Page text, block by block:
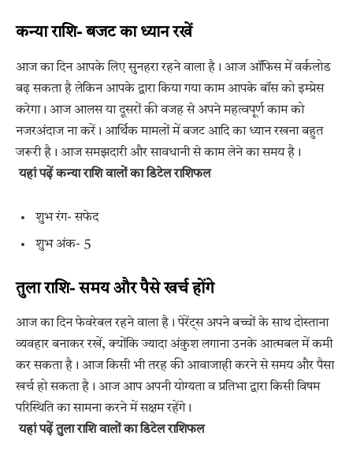
कन्या राशि- बजट का ध्यान रखें
आज का दिन आपके लिए सुनहरा रहने वाला है। आज ऑफिस में वर्कलोड
बढ़ सकता है लेकिन आपके द्वारा किया गया काम आपके बॉस को इम्प्रेस
करेगा। आज आलस या दूसरों की वजह से अपने महत्वपूर्ण काम को
नजरअंदाज ना करें। आर्थिक मामलों में बजट आदि का ध्यान रखना बहुत
जरूरी है। आज समझदारी और सावधानी से काम लेने का समय है।
यहां पढ़ें कन्या राशि वालों का डिटेल राशिफल
शुभ रंग- सफेद
शुभ अंक- 5
तुला राशि- समय और पैसे खर्च होंगे
आज का दिन फेवरेबल रहने वाला है। पेरेंट्स अपने बच्चों के साथ दोस्ताना
व्यवहार बनाकर रखें, क्योंकि ज्यादा अंकुश लगाना उनके आत्मबल में कमी
कर सकता है। आज किसी भी तरह की आवाजाही करने से समय और पैसा
खर्च हो सकता है। आज आप अपनी योग्यता व प्रतिभा द्वारा किसी विषम
परिस्थिति का सामना करने में सक्षम रहेंगे।
यहां पढ़ें तुला राशि वालों का डिटेल राशिफल